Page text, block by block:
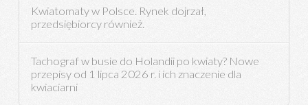
Kwiatomaty w Polsce. Rynek dojrzał,
przedsiębiorcy również.
Tachograf w busie do Holandii po kwiaty? Nowe
przepisy od 1 lipca 2026 r. i ich znaczenie dla
kwiaciarni